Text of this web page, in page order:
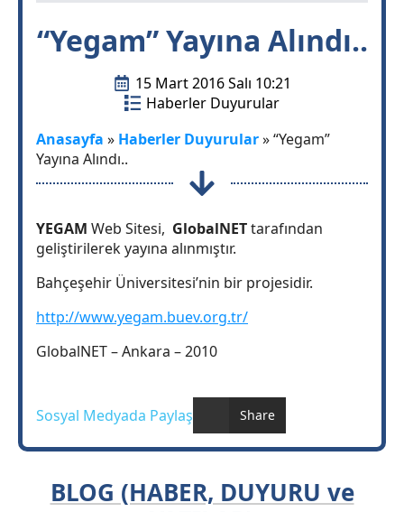
“Yegam” Yayına Alındı..
15 Mart 2016 Salı 10:21
Haberler Duyurular
Anasayfa » Haberler Duyurular»“Yegam”
Yayına Alındı..
YEGAM Web Sitesi, GlobalNETtarafından
geliştirilerek yayına alınmıştır.
Bahçeşehir Üniversitesi’nin bir projesidir.
http://www.yegam.buev.org.tr/
GlobalNET – Ankara – 2010
Sosyal Medyada Paylaş Share
BLOG (HABER, DUYURU ve